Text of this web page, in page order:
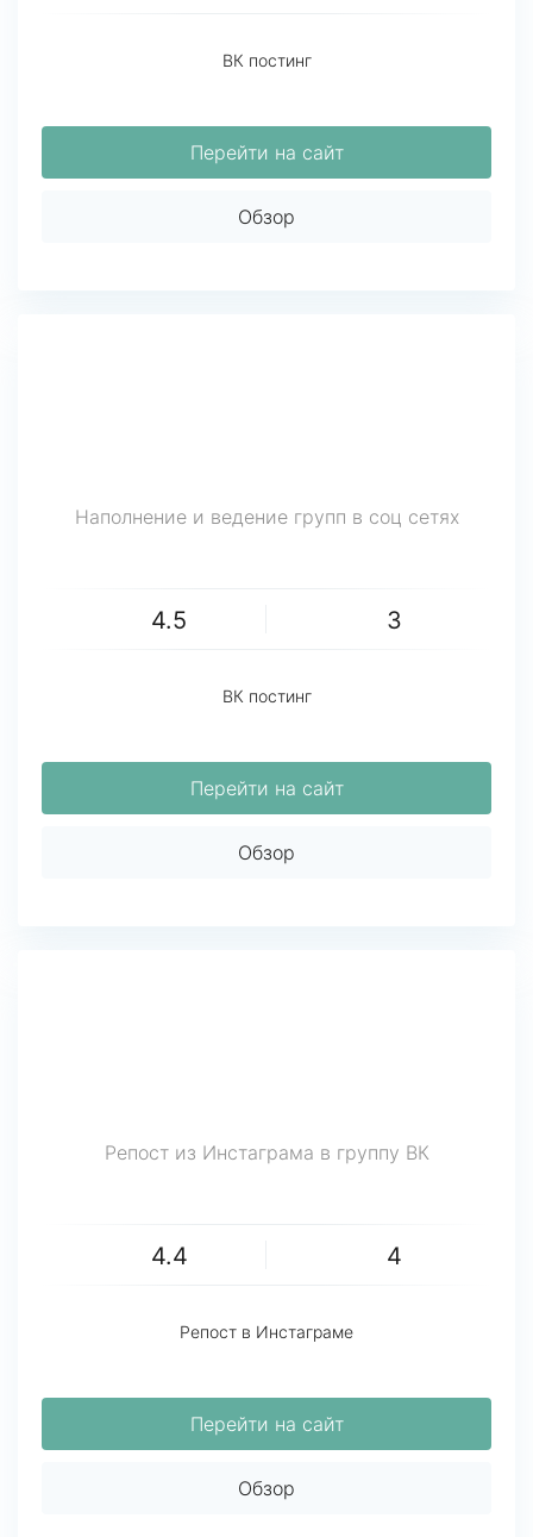
ВК постинг
Перейти на сайт
Обзор
Наполнение и ведение групп в соц сетях
4.5 3
ВК постинг
Перейти на сайт
Обзор
Репост из Инстаграма в группу ВК
4.4 4
Репост в Инстаграме
Перейти на сайт
Обзор